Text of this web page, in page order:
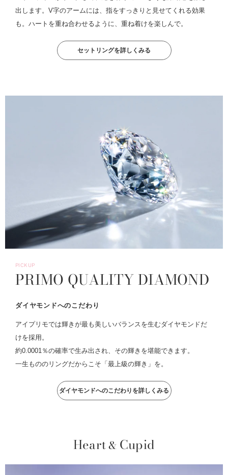
出します。V字のアームには、指をすっきりと見せてくれる効果
も。ハートを重ね合わせるように、重ね着けを楽しんで。
セットリングを詳しくみる
PICKUP
PRIMO QUALITY DIAMOND
ダイヤモンドへのこだわり
アイプリモでは輝きが最も美しいバランスを生むダイヤモンドだ
けを採用。
約0.0001％の確率で生み出され、その輝きを堪能できます。
一生もののリングだからこそ「最上級の輝き」を。
ダイヤモンドへのこだわりを詳しくみる
Heart& Cupid